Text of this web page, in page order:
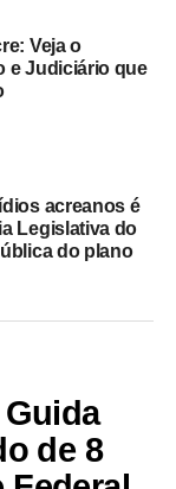
Veja o
e Judiciário que
acreanos é
Legislativa do
do plano
de 8